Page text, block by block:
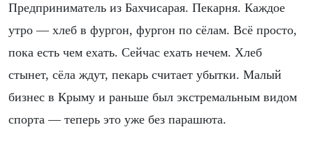
Предприниматель из Бахчисарая. Пекарня. Каждое
утро — хлеб в фургон, фургон по сёлам. Всё просто,
пока есть чем ехать. Сейчас ехать нечем. Хлеб
стынет, сёла ждут, пекарь считает убытки. Малый
бизнес в Крыму и раньше был экстремальным видом
спорта — теперь это уже без парашюта.